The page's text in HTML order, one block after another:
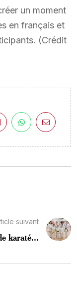
un moment
en français et
(Crédit
suivant
karaté...